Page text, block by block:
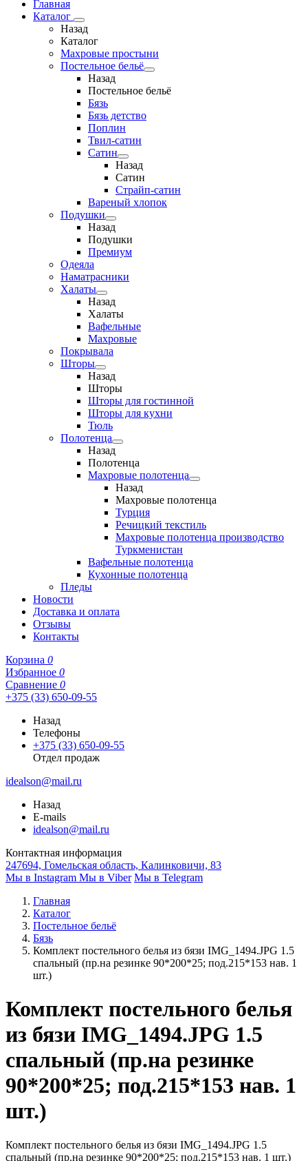
Главная
Каталог
Назад
Каталог
Махровые простыни
Постельное бельё
Назад
Постельное бельё
Бязь
Бязь детство
Поплин
Твил-сатин
Сатин
Назад
Сатин
Страйп-сатин
Вареный хлопок
Подушки
Назад
Подушки
Премиум
Одеяла
Наматрасники
Халаты
Назад
Халаты
Вафельные
Махровые
Покрывала
Шторы
Назад
Шторы
Шторы для гостинной
Шторы для кухни
Тюль
Полотенца
Назад
Полотенца
Махровые полотенца
Назад
Махровые полотенца
Турция
Речицкий текстиль
Махровые полотенца производство
Туркменистан
Вафельные полотенца
Кухонные полотенца
Пледы
Новости
Доставка и оплата
Отзывы
Контакты
Корзина 0
Избранное 0
Сравнение 0
+375 (33) 650-09-55
Назад
Телефоны
+375 (33) 650-09-55
Отдел продаж
idealson@mail.ru
Назад
E-mails
idealson@mail.ru
Контактная информация
247694, Гомельская область, Калинковичи, 83
Мы в Instagram Мы в Viber Мы в Telegram
Главная
Каталог
Постельное бельё
Бязь
Комплект постельного белья из бязи IMG_1494.JPG 1.5
спальный (пр.на резинке 90*200*25; под.215*153 нав. 1
шт.)
Комплект постельного белья
из бязи IMG_1494.JPG 1.5
спальный (пр.на резинке
90*200*25; под.215*153 нав. 1
шт.)
Комплект постельного белья из бязи IMG_1494.JPG 1.5
спальный (пр.на резинке 90*200*25; под.215*153 нав. 1 шт.)